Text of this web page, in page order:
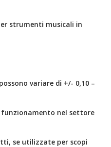
strumenti musicali in
variare di +/- 0,10 –
nel settore
se utilizzate per scopi